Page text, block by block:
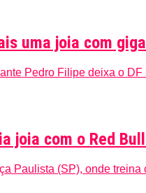
uma joia com
Pedro Filipe deixa o DF
joia com o Red
Paulista (SP), onde treina